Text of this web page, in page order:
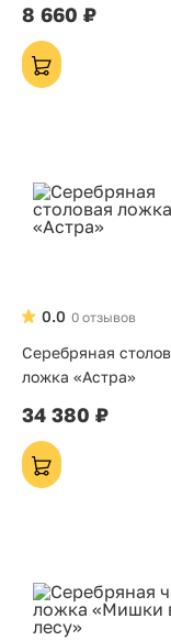
8 660 ₽
0 отзывов
0.0
Серебряная
ложка «Астра»
34 380 ₽